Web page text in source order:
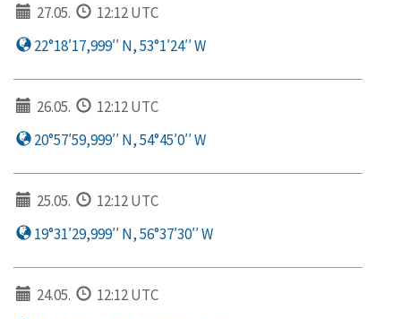
27.05.
12:12 UTC
22°18′17,999′′ N, 53°1′24′′ W
26.05.
12:12 UTC
20°57′59,999′′ N, 54°45′0′′ W
25.05.
12:12 UTC
19°31′29,999′′ N, 56°37′30′′ W
24.05.
12:12 UTC